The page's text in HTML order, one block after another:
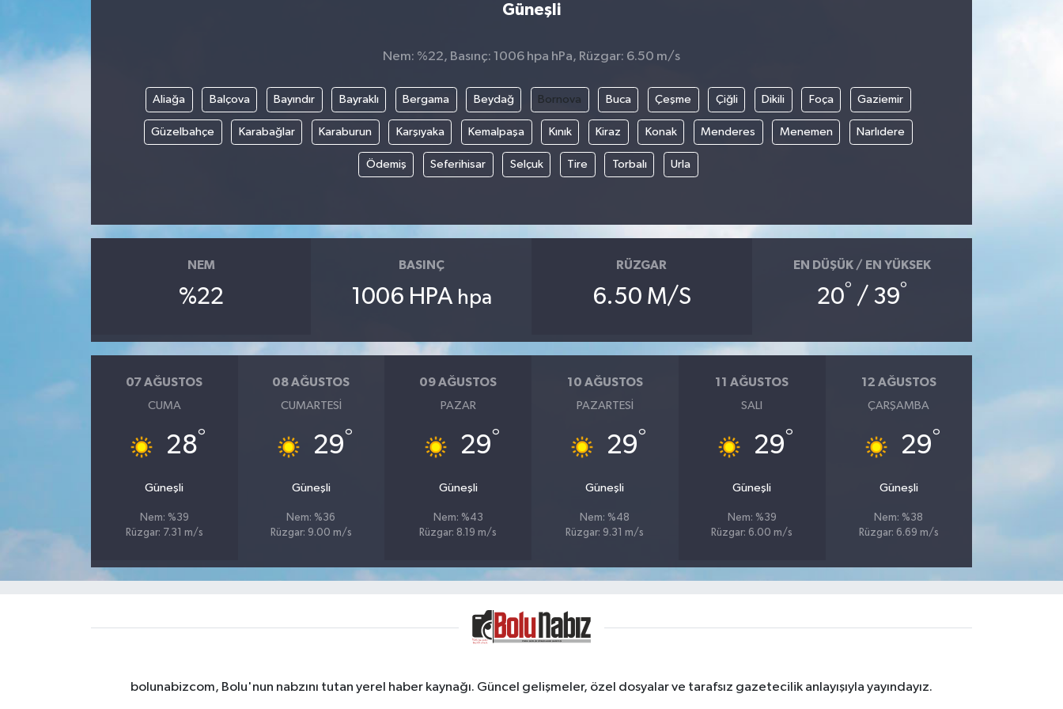
Güneşli
Nem: %22, Basınç: 1006 hpa hPa, Rüzgar: 6.50 m/s
Aliağa Balçova Bayındır Bayraklı Bergama Beydağ Bornova Buca Çeşme Çiğli Dikili Foça Gaziemir
Güzelbahçe Karabağlar Karaburun Karşıyaka Kemalpaşa Kınık Kiraz Konak Menderes Menemen Narlıdere
Ödemiş Seferihisar Selçuk Tire Torbalı Urla
NEM
%22
BASINÇ
1006 HPA hpa
RÜZGAR
6.50 M/S
EN DÜŞÜK / EN YÜKSEK
20° / 39°
07 AĞUSTOS
CUMA
28°
Güneşli
Nem: %39
Rüzgar: 7.31 m/s
08 AĞUSTOS
CUMARTESI
29°
Güneşli
Nem: %36
Rüzgar: 9.00 m/s
09 AĞUSTOS
PAZAR
29°
Güneşli
Nem: %43
Rüzgar: 8.19 m/s
10 AĞUSTOS
PAZARTESI
29°
Güneşli
Nem: %48
Rüzgar: 9.31 m/s
11 AĞUSTOS
SALI
29°
Güneşli
Nem: %39
Rüzgar: 6.00 m/s
12 AĞUSTOS
ÇARŞAMBA
29°
Güneşli
Nem: %38
Rüzgar: 6.69 m/s
bolunabizcom, Bolu'nun nabzını tutan yerel haber kaynağı. Güncel gelişmeler, özel dosyalar ve tarafsız gazetecilik anlayışıyla yayındayız.